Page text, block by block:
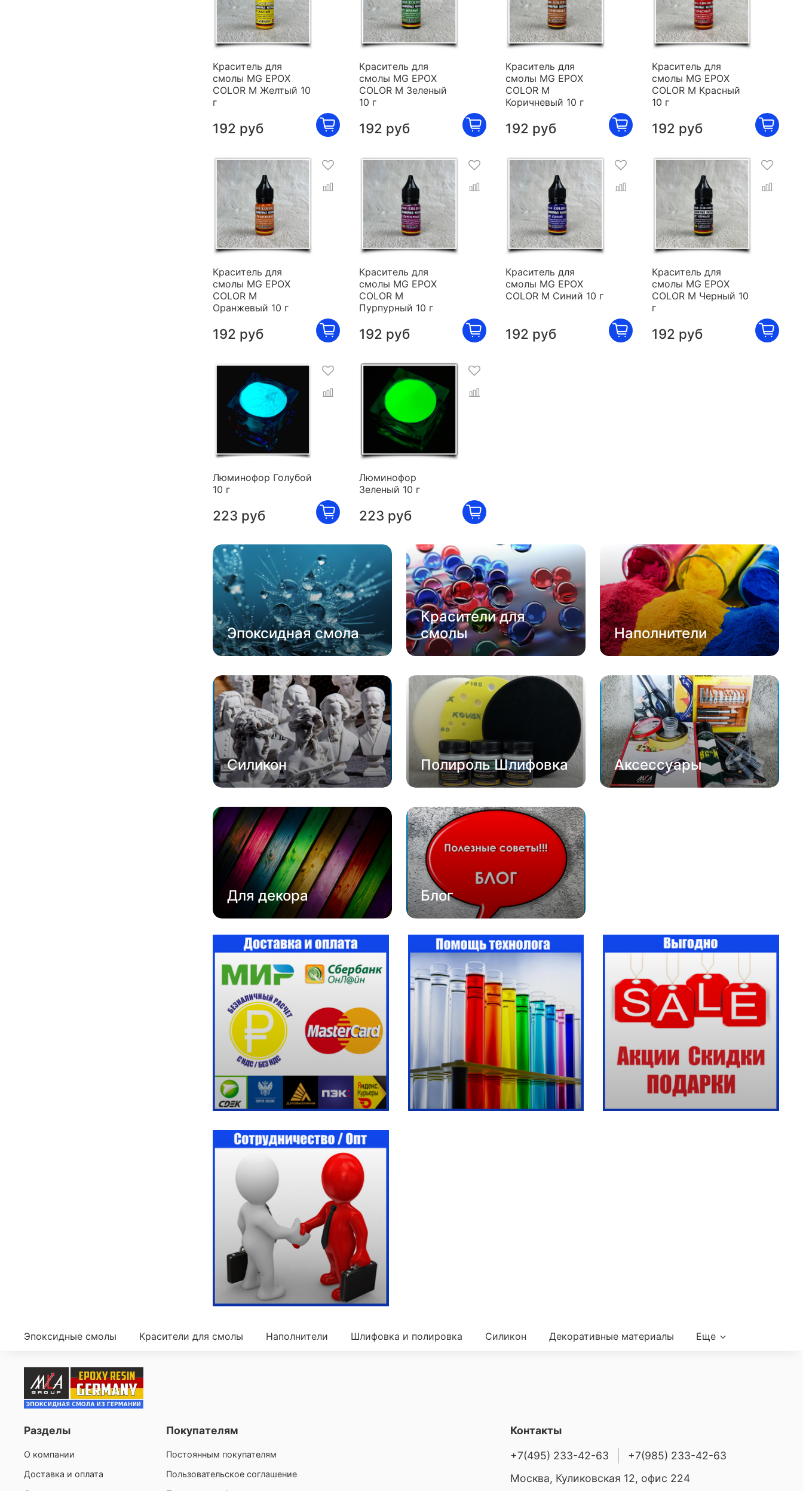
Краситель для
смолы MG EPOX
COLOR M Желтый 10
г
192 руб
Краситель для
смолы MG EPOX
COLOR M Зеленый
10 г
192 руб
Краситель для
смолы MG EPOX
COLOR M
Коричневый 10 г
192 руб
Краситель для
смолы MG EPOX
COLOR M Красный
10 г
192 руб
Краситель для
смолы MG EPOX
COLOR M
Оранжевый 10 г
192 руб
Краситель для
смолы MG EPOX
COLOR M
Пурпурный 10 г
192 руб
Краситель для
смолы MG EPOX
COLOR M Синий 10 г
192 руб
Краситель для
смолы MG EPOX
COLOR M Черный 10
г
192 руб
Люминофор Голубой
10 г
223 руб
Люминофор
Зеленый 10 г
223 руб
Эпоксидная смола
Красители для
смолы
Наполнители
Силикон Полироль Шлифовка Аксессуары
Для декора Блог
Эпоксидные смолы Красители для смолы Наполнители Шлифовка и полировка Силикон Декоративные материалы Еще
Разделы
О компании
Доставка и оплата
Покупателям
Постоянным покупателям
Пользовательское соглашение
Контакты
+7(495) 233-42-63
+7(985) 233-42-63
Москва, Куликовская 12, офис 224